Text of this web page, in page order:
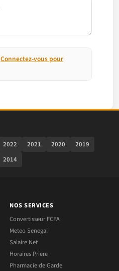
Connectez-vous pour
2022 2021 2020
2019
2014
NOS SERVICES
Convertisseur FCFA
Meteo Senegal
Salaire Net
Horaires Priere
Pharmacie de Garde